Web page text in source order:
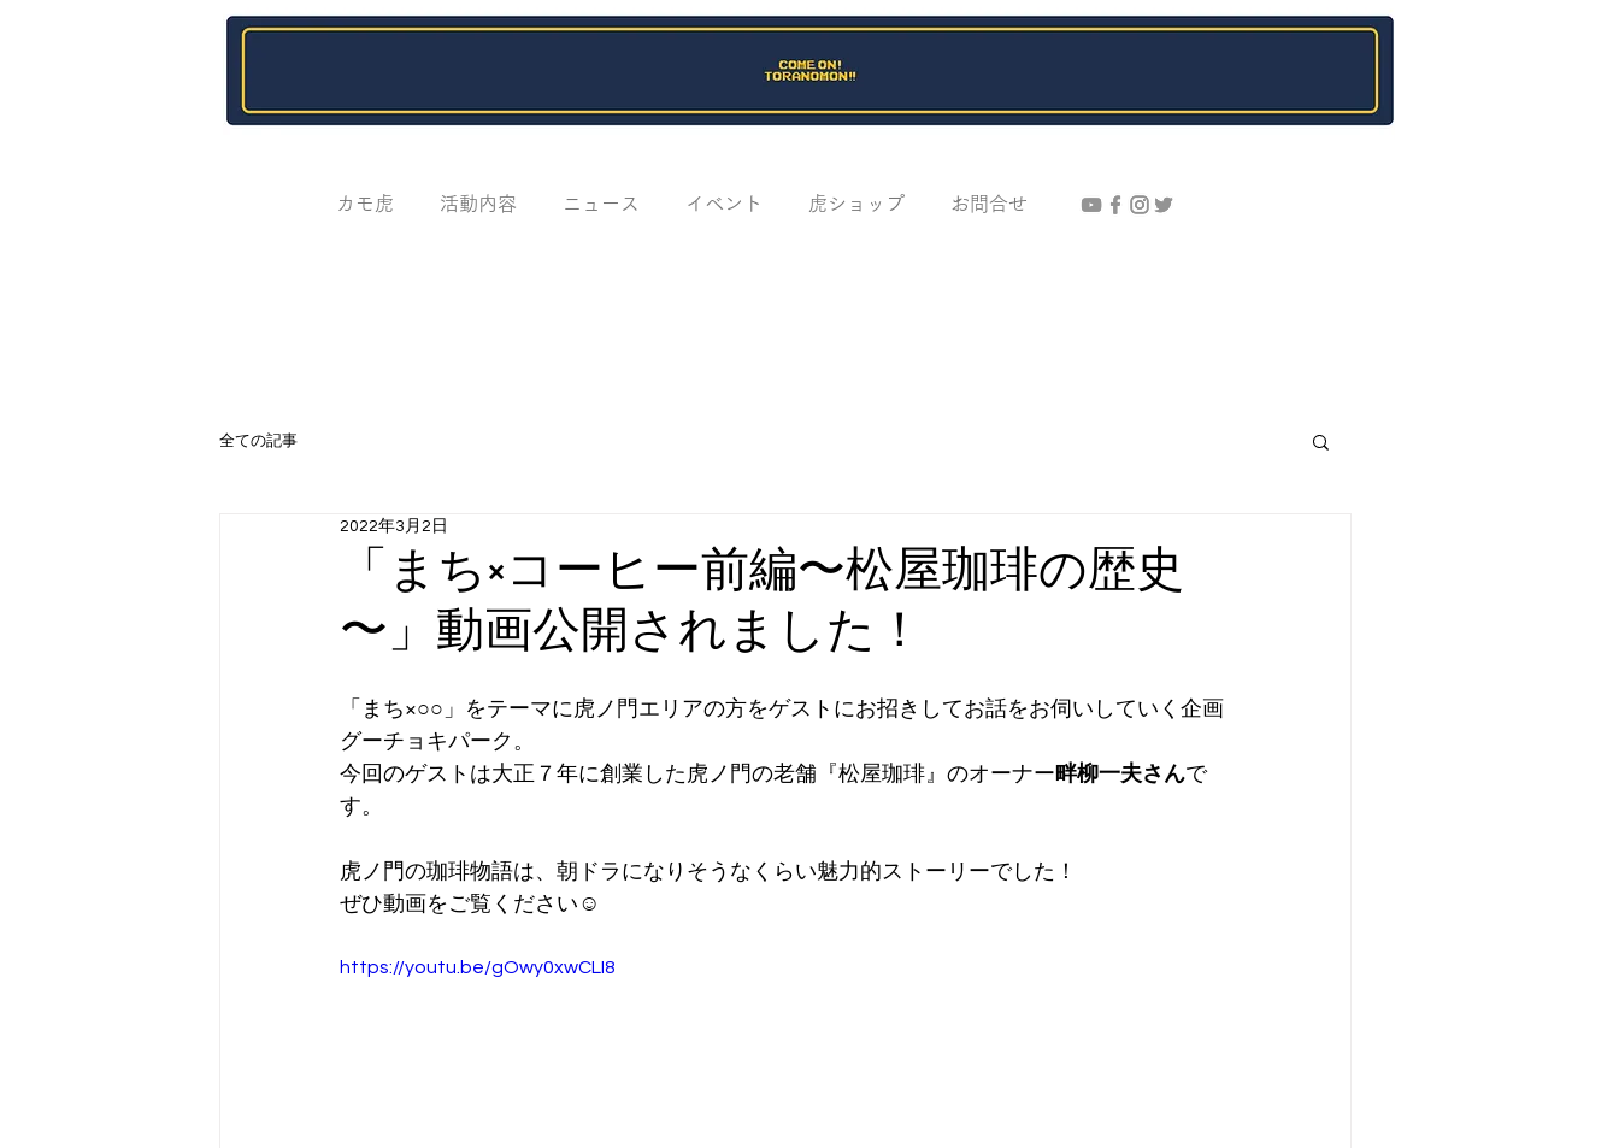
全ての記事
「まち×コーヒー前編〜松屋珈琲の歴史
〜」動画公開されました！
2022年3月2日
「まち×○○」をテーマに虎ノ門エリアの方をゲストにお招きしてお話をお伺いしていく企画
グーチョキパーク。
今回のゲストは大正７年に創業した虎ノ門の老舗『松屋珈琲』のオーナー畔柳一夫さんで
す。
虎ノ門の珈琲物語は、朝ドラになりそうなくらい魅力的ストーリーでした！
ぜひ動画をご覧ください☺️
https://youtu.be/gOwy0xwCLI8
カモ虎 活動内容 ニュース イベント 虎ショップ お問合せ